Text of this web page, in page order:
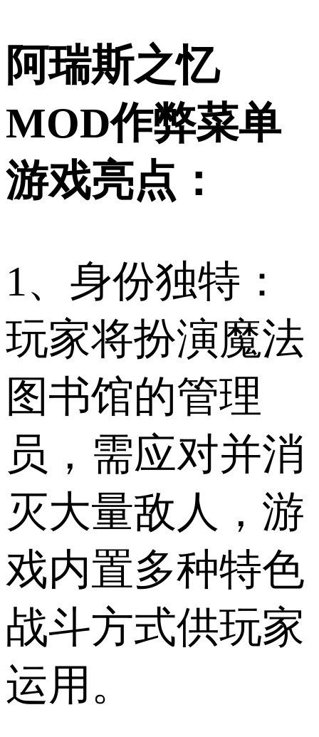
阿瑞斯之忆
MOD作弊菜单
游戏亮点：
1、身份独特：
玩家将扮演魔法
图书馆的管理
员，需应对并消
灭大量敌人，游
戏内置多种特色
战斗方式供玩家
运用。